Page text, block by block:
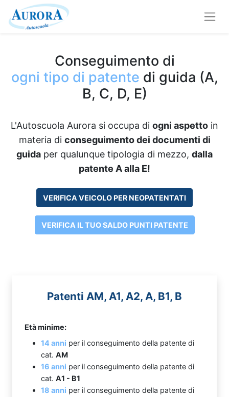
Conseguimento di
ogni tipo di patente di guida (A,
B, C, D, E)
L'Autoscuola Aurora si occupa di ogni aspetto in
materia di conseguimento dei documenti di
guida per qualunque tipologia di mezzo, dalla
patente A alla E!
VERIFICA VEICOLO PER NEOPATENTATI
VERIFICA IL TUO SALDO PUNTI PATENTE
Patenti AM, A1, A2, A, B1, B
Età minime:
14 anni per il conseguimento della patente di
cat. AM
16 anni per il conseguimento della patente di
cat. A1 - B1
18 anni per il conseguimento della patente di